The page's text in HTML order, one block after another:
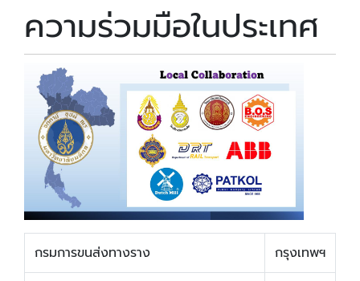
ความร่วมมือในประเทศ
กรมการขนส่งทางราง กรุงเทพฯ